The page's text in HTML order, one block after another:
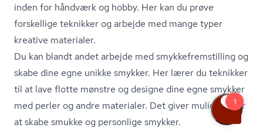
inden for håndværk og hobby. Her kan du prøve
forskellige teknikker og arbejde med mange typer
kreative materialer.
Du kan blandt andet arbejde med smyk­ke­frem­stil­ling og
skabe dine egne unikke smykker. Her lærer du teknikker
til at lave flotte mønstre og designe dine egne smykker
med perler og andre materialer. Det giver mulighed for
at skabe smukke og personlige smykker.